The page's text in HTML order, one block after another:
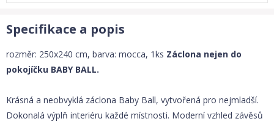
Specifikace a popis
rozměr: 250x240 cm, barva: mocca, 1ks Záclona nejen do
pokojíčku BABY BALL.
Krásná a neobvyklá záclona Baby Ball, vytvořená pro nejmladší.
Dokonalá výplň interiéru každé místnosti. Moderní vzhled závěsů